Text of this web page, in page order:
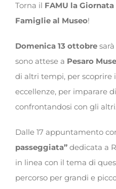
Torna il FAMU la
Famiglie al Museo!
Domenica 13 ottobre
sono attese a Pesaro
di altri tempi, per scoprire
eccellenze, per imparare
confrontandosi con gli
Dalle 17 appuntamento
passeggiata” dedicata a
in linea con il tema di
percorso per grandi e